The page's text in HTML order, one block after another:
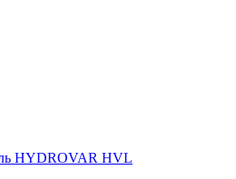
HYDROVAR HVL